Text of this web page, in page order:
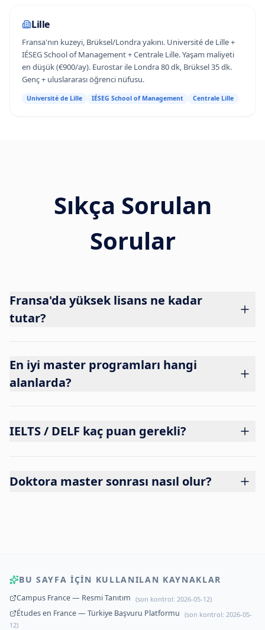
Lille
Fransa'nın kuzeyi, Brüksel/Londra yakını. Université de Lille +
IÉSEG School of Management + Centrale Lille. Yaşam maliyeti
en düşük (€900/ay). Eurostar ile Londra 80 dk, Brüksel 35 dk.
Genç + uluslararası öğrenci nüfusu.
Université de Lille IÉSEG School of Management Centrale Lille
Sıkça Sorulan
Sorular
Fransa'da yüksek lisans ne kadar
tutar?
En iyi master programları hangi
alanlarda?
IELTS / DELF kaç puan gerekli?
Doktora master sonrası nasıl olur?
BU SAYFA IÇIN KULLANILAN KAYNAKLAR
Campus France — Resmi Tanıtım (son kontrol: 2026-05-12)
Études en France — Türkiye Başvuru Platformu (son kontrol: 2026-05-
12)